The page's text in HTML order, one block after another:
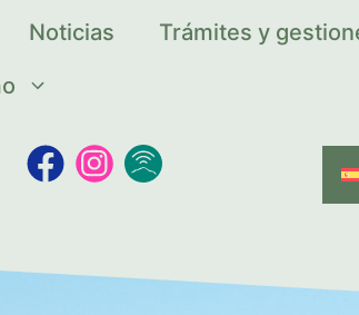
Noticias Trámites y